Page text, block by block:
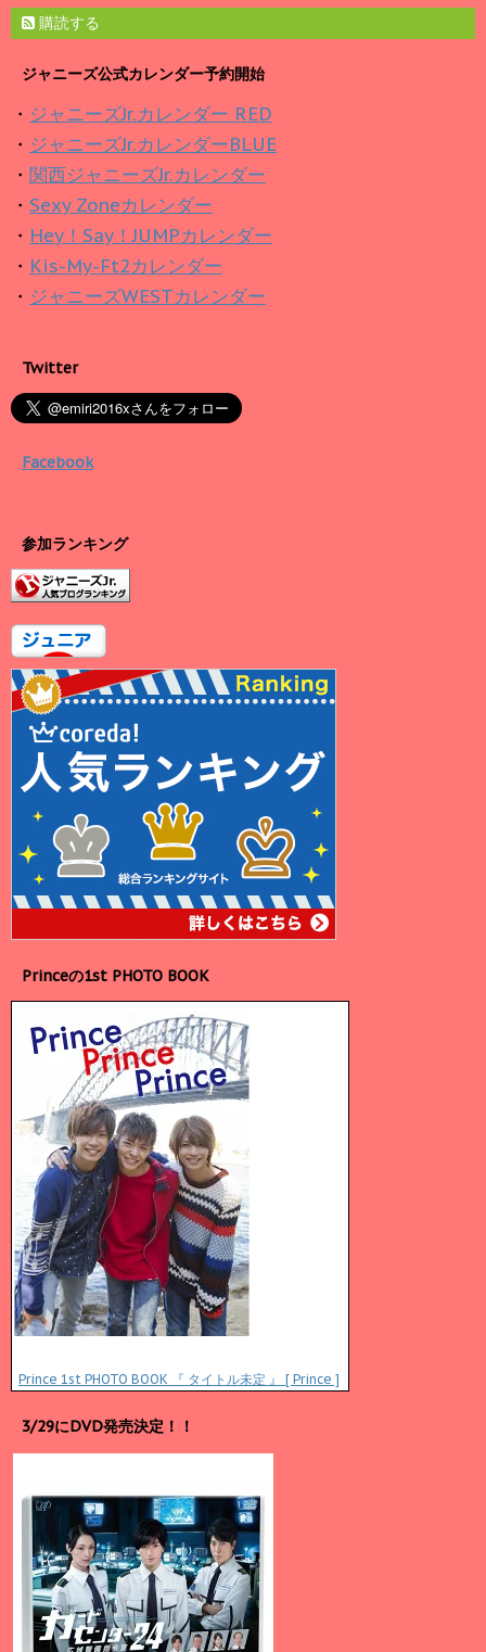
購読する
ジャニーズ公式カレンダー予約開始
・ ジャニーズJr.カレンダー RED
・ ジャニーズJr.カレンダーBLUE
・ 関西ジャニーズJr.カレンダー
・ Sexy Zoneカレンダー
・ Hey！Say！JUMPカレンダー
・ Kis-My-Ft2カレンダー
・ ジャニーズWESTカレンダー
Twitter
Facebook
参加ランキング
Princeの1st PHOTO BOOK
Prince 1st PHOTO BOOK 『 タイトル未定 』 [ Prince ]
3/29にDVD発売決定！！